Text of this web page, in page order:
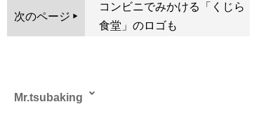
次のページ
コンビニでみかける「くじら
食堂」のロゴも
Mr.tsubaking